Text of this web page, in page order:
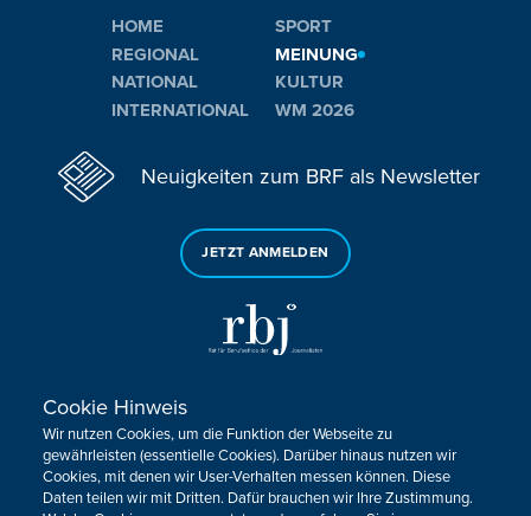
HOME
REGIONAL
NATIONAL
INTERNATIONAL
SPORT
MEINUNG
KULTUR
WM 2026
Neuigkeiten zum BRF als Newsletter
JETZT ANMELDEN
Sie haben noch Fragen oder Anmerkungen?
KONTAKTIEREN SIE UNS!
Cookie Hinweis
Wir nutzen Cookies, um die Funktion der Webseite zu
gewährleisten (essentielle Cookies). Darüber hinaus nutzen wir
Cookies, mit denen wir User-Verhalten messen können. Diese
Daten teilen wir mit Dritten. Dafür brauchen wir Ihre Zustimmung.